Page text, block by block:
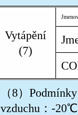
Vytápění
(7)
（8）
vzduchu：-